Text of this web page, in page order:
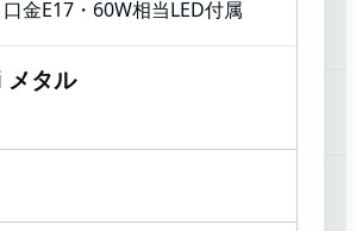
金E17・60W相当LED付属
タル